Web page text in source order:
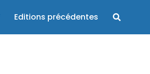
Editions précédentes